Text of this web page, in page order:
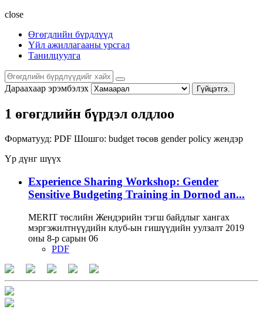
close
Өгөгдлийн бүрдлүүд
Үйл ажиллагааны урсгал
Танилцуулга
Дараахаар эрэмбэлэх Гүйцэтгэ.
1 өгөгдлийн бүрдэл олдлоо
Форматууд: PDF Шошго: budget төсөв gender policy жендэр
Үр дүнг шүүх
Experience Sharing Workshop: Gender
Sensitive Budgeting Training in Dornod an...
MERIT төслийн Жендэрийн тэгш байдлыг хангах
мэргэжилтнүүдийн клуб-ын гишүүдийн уулзалт 2019
оны 8-р сарын 06
PDF